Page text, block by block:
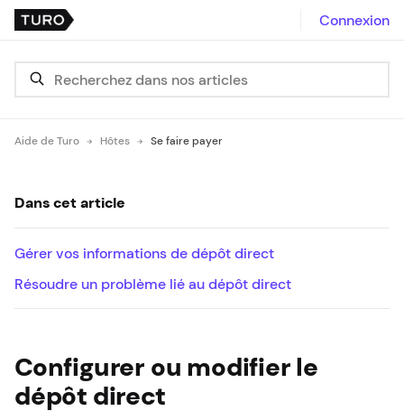
Connexion
Aide de Turo Hôtes Se faire payer
Configurer ou modifier le
dépôt direct
Dans cet article
Gérer vos informations de dépôt direct
Résoudre un problème lié au dépôt direct